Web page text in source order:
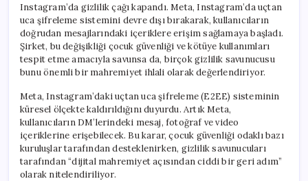
Meta,
DM
Mesajlarına
Erişim
için
Instagram’da gizlilik çağı kapandı. Meta, Instagram’da uçtan
uca şifreleme sistemini devre dışı bırakarak, kullanıcıların
doğrudan mesajlarındaki içeriklere erişim sağlamaya başladı.
Şirket, bu değişikliği çocuk güvenliği ve kötüye kullanımları
tespit etme amacıyla savunsa da, birçok gizlilik savunucusu
bunu önemli bir mahremiyet ihlali olarak değerlendiriyor.
Meta, Instagram’daki uçtan uca şifreleme (E2EE) sisteminin
küresel ölçekte kaldırıldığını duyurdu. Artık Meta,
kullanıcıların DM’lerindeki mesaj, fotoğraf ve video
içeriklerine erişebilecek. Bu karar, çocuk güvenliği odaklı bazı
kuruluşlar tarafından desteklenirken, gizlilik savunucuları
tarafından “dijital mahremiyet açısından ciddi bir geri adım”
olarak nitelendiriliyor.